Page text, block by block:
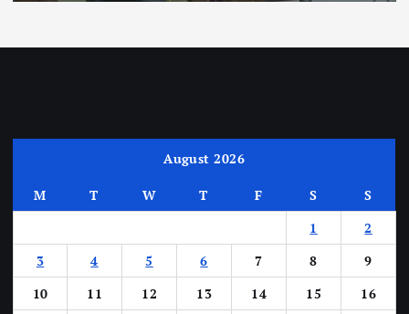
August 2026
M T W T F S
S
1
2
3
4 5 6 7 8
9
10
11 12 13 14 15
16